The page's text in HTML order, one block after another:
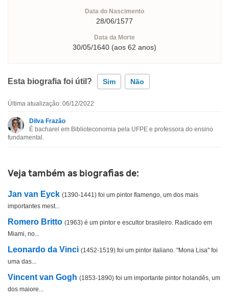
Data do Nascimento
28/06/1577
Data da Morte
30/05/1640 (aos 62 anos)
Esta biografia foi útil? Sim Não
Esta biografia não tem a informação que procuro
Última atualização: 06/12/2022
Dilva Frazão
É bacharel em Biblioteconomia pela UFPE e professora do ensino
fundamental.
Veja também as biografias de:
Jan van Eyck (1390-1441) foi um pintor flamengo, um dos mais
importantes mest...
Romero Britto (1963) é um pintor e escultor brasileiro. Radicado em
Miami, no...
Leonardo da Vinci (1452-1519) foi um pintor italiano. "Mona Lisa" foi
uma das...
Vincent van Gogh (1853-1890) foi um importante pintor holandês, um
dos maiore...